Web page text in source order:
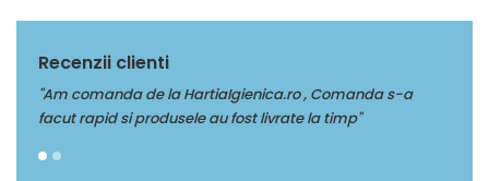
Recenzii clienti
"Am comanda de la HartiaIgienica.ro , Comanda s-a
facut rapid si produsele au fost livrate la timp"